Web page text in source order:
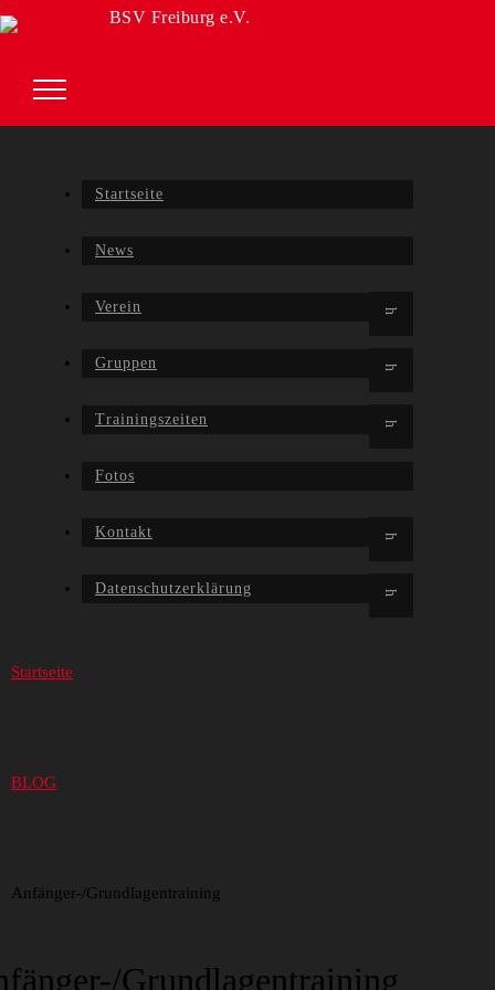
BSV Freiburg e.V.
Startseite
News
Verein
Gruppen
Trainingszeiten
Fotos
Kontakt
Datenschutzerklärung
Startseite
BLOG
Anfänger-/Grundlagentraining
Grundlagentraining